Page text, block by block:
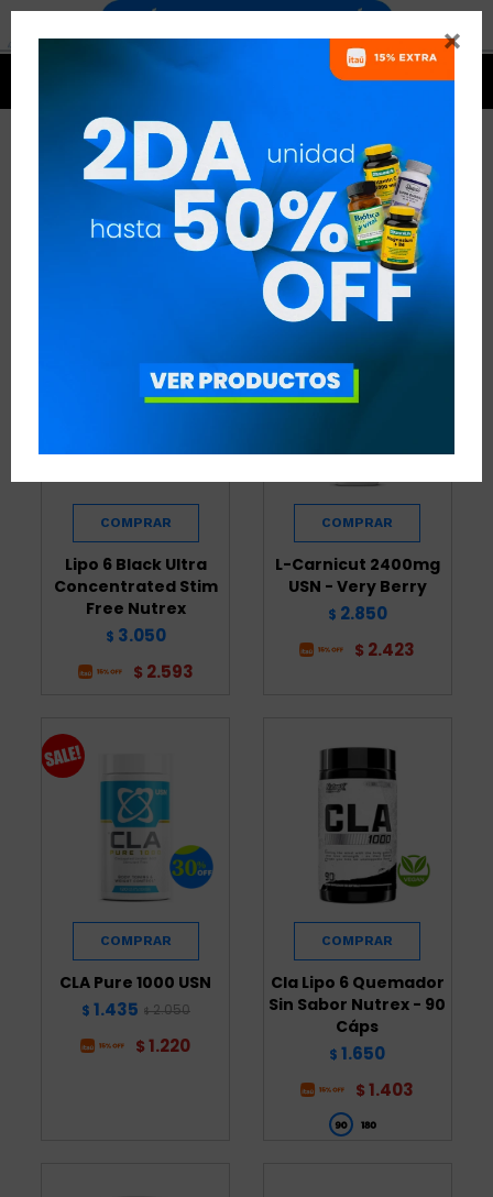

QUEMADORES
RECOMENDADOS
Lipo 6 Black Ultra
Concentrated Stim
Free Nutrex
$ 3.050
$ 2.593
L-Carnicut 2400mg
USN - Very Berry
$ 2.850
$ 2.423
CLA Pure 1000 USN
$ 1.435 $ 2.050
$ 1.220
Cla Lipo 6 Quemador
Sin Sabor Nutrex - 90
Cáps
$ 1.650
$ 1.403